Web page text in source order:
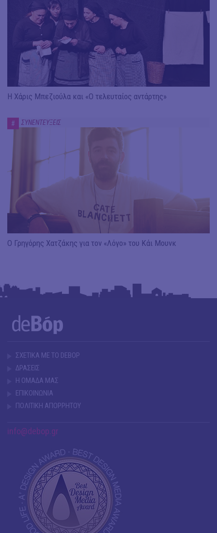
Η Χάρις Μπεζιούλα και «Ο τελευταίος αντάρτης»
# ΣΥΝΕΝΤΕΥΞΕΙΣ
Ο Γρηγόρης Χατζάκης για τον «Λόγο» του Κάι Μουνκ
ΣΧΕΤΙΚΑ ΜΕ ΤΟ DEBOP
ΔΡΑΣΕΙΣ
Η ΟΜΑΔΑ ΜΑΣ
ΕΠΙΚΟΙΝΩΝΙΑ
ΠΟΛΙΤΙΚΗ ΑΠΟΡΡΗΤΟΥ
info@debop.gr